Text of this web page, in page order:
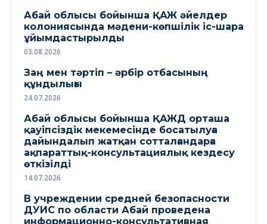
Абай облысы бойынша ҚАЖ әйелдер
колониясында мәдени-көпшілік іс-шара
ұйымдастырылды
03.08.2026
Заң мен тәртіп – әрбір отбасының
құндылығы
24.07.2026
Абай облысы бойынша ҚАЖД орташа
қауіпсіздік мекемесінде босатылуға
дайындалып жатқан сотталғандарға
ақпараттық-консультациялық кездесу
өткізілді
14.07.2026
В учреждении средней безопасности
ДУИС по области Абай проведена
информационно-консультативная